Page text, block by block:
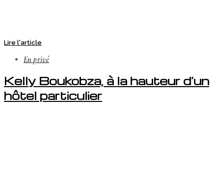
Lire l'article
En privé
Kelly Boukobza, à la hauteur d’un
hôtel particulier